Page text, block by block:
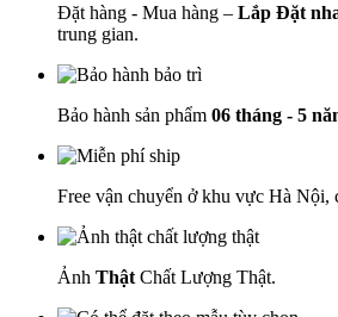
Đặt hàng - Mua hàng – Lắp Đặt
trung gian.
Bảo hành sản phẩm 06 tháng - 5
Free vận chuyển ở khu vực Hà Nội,
Ảnh Thật Chất Lượng Thật.